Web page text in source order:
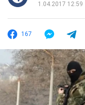
1.04.2017 12:59
167